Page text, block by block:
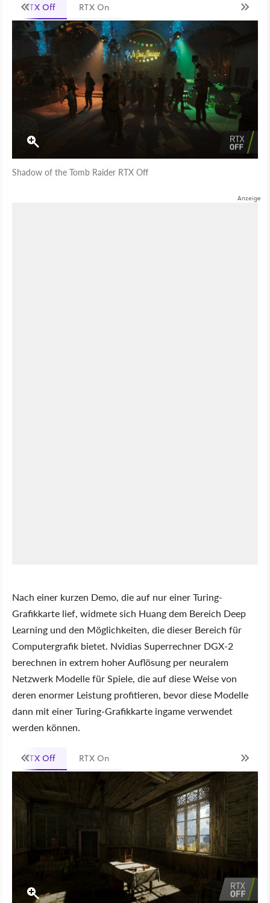
RTX Off RTX On
Shadow of the Tomb Raider RTX Off
Nach einer kurzen Demo, die auf nur einer Turing-
Grafikkarte lief, widmete sich Huang dem Bereich Deep
Learning und den Möglichkeiten, die dieser Bereich für
Computergrafik bietet. Nvidias Superrechner DGX-2
berechnen in extrem hoher Auflösung per neuralem
Netzwerk Modelle für Spiele, die auf diese Weise von
deren enormer Leistung profitieren, bevor diese Modelle
dann mit einer Turing-Grafikkarte ingame verwendet
werden können.
RTX Off RTX On